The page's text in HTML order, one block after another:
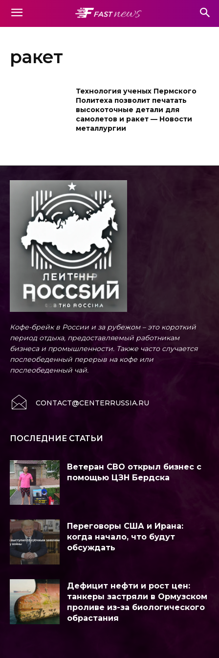
ракет
Технология ученых Пермского
Политеха позволит печатать
высокоточные детали для
самолетов и ракет — Новости
металлургии
Кофе-брейк в России и за рубежом – это короткий
период отдыха, предоставляемый работникам
бизнеса и промышленности. Также часто случается
послеобеденный перерыв на кофе или
послеобеденный чай.
CONTACT@CENTERRUSSIA.RU
ПОСЛЕДНИЕ СТАТЬИ
Ветеран СВО открыл бизнес с
помощью ЦЗН Бердска
Переговоры США и Ирана:
когда начало, что будут
обсуждать
Дефицит нефти и рост цен:
танкеры застряли в Ормузском
проливе из-за биологического
обрастания